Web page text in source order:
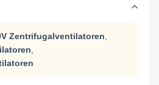
Zentrifugalventilatoren